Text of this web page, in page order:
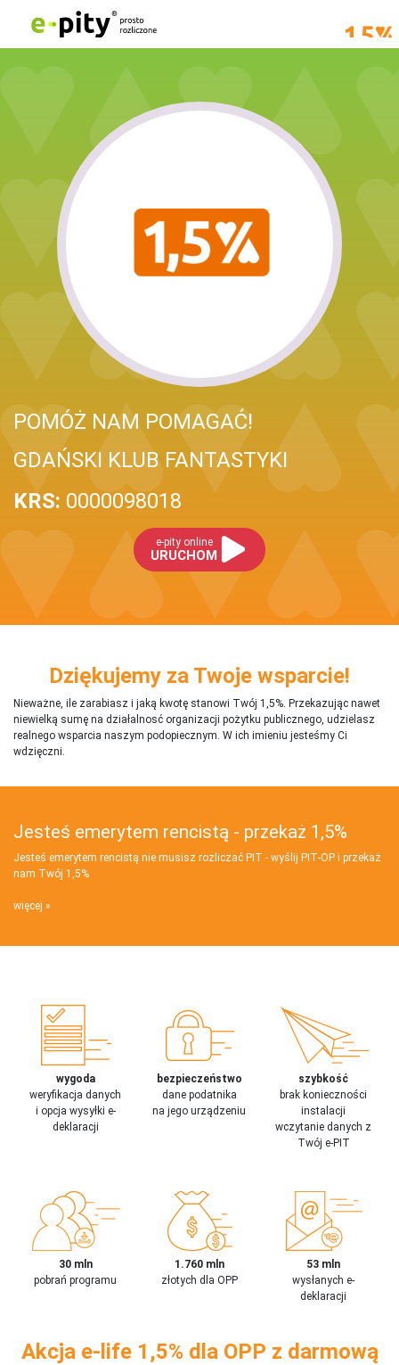
POMÓŻ NAM POMAGAĆ!
GDAŃSKI KLUB FANTASTYKI
KRS: 0000098018
e-pity online
URUCHOM
Dziękujemy za Twoje wsparcie!
Nieważne, ile zarabiasz i jaką kwotę stanowi Twój 1,5%. Przekazując nawet
niewielką sumę na działalnosć organizacji pożytku publicznego, udzielasz
realnego wsparcia naszym podopiecznym. W ich imieniu jesteśmy Ci
wdzięczni.
Jesteś emerytem rencistą - przekaż 1,5%
Jesteś emerytem rencistą nie musisz rozliczać PIT - wyślij PIT‑OP i przekaż
nam Twój 1,5%
więcej
wygoda
weryfikacja danych
i opcja wysyłki e-
deklaracji
bezpieczeństwo
dane podatnika
na jego urządzeniu
szybkość
brak konieczności
instalacji
wczytanie danych z
Twój e-PIT
30 mln
pobrań programu
1.760 mln
złotych dla OPP
53 mln
wysłanych e-
deklaracji
Akcja e-life 1,5% dla OPP z darmową